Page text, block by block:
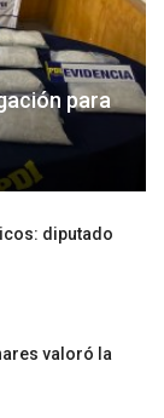
para
diputado
valoró la